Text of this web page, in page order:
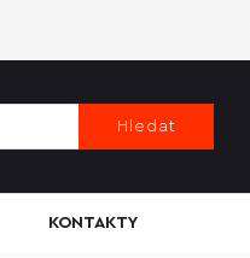
Hledat
KONTAKTY